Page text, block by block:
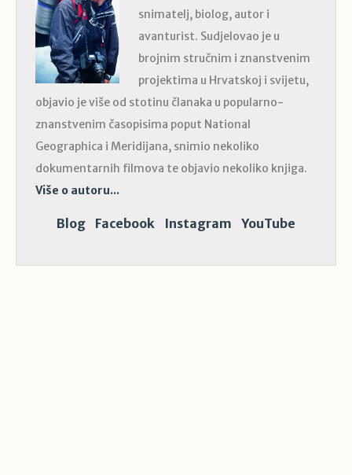
snimatelj, biolog, autor i
avanturist. Sudjelovao je u
brojnim stručnim i znanstvenim
projektima u Hrvatskoj i svijetu,
objavio je više od stotinu članaka u popularno-
znanstvenim časopisima poput National
Geographica i Meridijana, snimio nekoliko
dokumentarnih filmova te objavio nekoliko knjiga.
Više o autoru...
Blog Facebook Instagram YouTube